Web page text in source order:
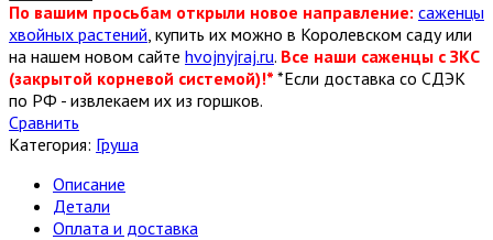
По вашим просьбам открыли новое направление: саженцы
хвойных растений, купить их можно в Королевском саду или
на нашем новом сайте hvojnyjraj.ru. Все наши саженцы с ЗКС
(закрытой корневой системой)!* *Если доставка со СДЭК
по РФ - извлекаем их из горшков.
Сравнить
Категория: Груша
Описание
Детали
Оплата и доставка